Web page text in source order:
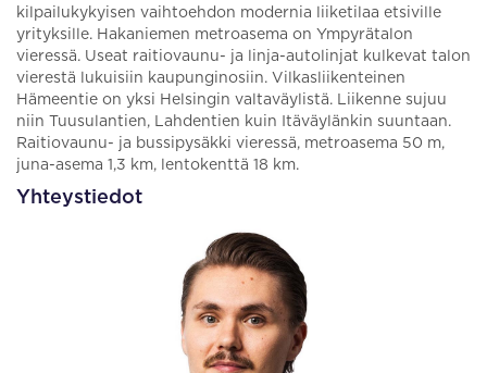
kilpailukykyisen vaihtoehdon modernia liiketilaa etsiville
yrityksille. Hakaniemen metroasema on Ympyrätalon
vieressä. Useat raitiovaunu- ja linja-autolinjat kulkevat talon
vierestä lukuisiin kaupunginosiin. Vilkasliikenteinen
Hämeentie on yksi Helsingin valtaväylistä. Liikenne sujuu
niin Tuusulantien, Lahdentien kuin Itäväylänkin suuntaan.
Raitiovaunu- ja bussipysäkki vieressä, metroasema 50 m,
juna-asema 1,3 km, lentokenttä 18 km.
Yhteystiedot